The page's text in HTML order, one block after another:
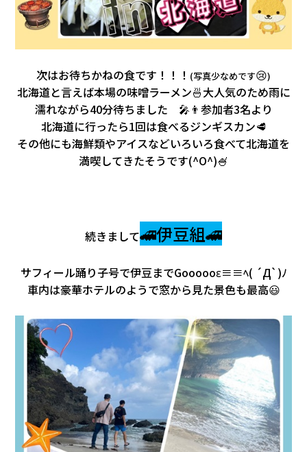
次はお待ちかねの食です！！！ (写真少なめです😢)
北海道と言えば本場の味噌ラーメン🍜大人気のため雨に
濡れながら40分待ちました 🎤👨参加者3名より
北海道に行ったら1回は食べるジンギスカン🥩
その他にも海鮮類やアイスなどいろいろ食べて北海道を
満喫してきたそうです(^O^)🍧
続きまして🚄伊豆組🚄
サフィール踊り子号で伊豆までGoooooε≡≡ﾍ( ´Д`)ﾉ
車内は豪華ホテルのようで窓から見た景色も最高😃